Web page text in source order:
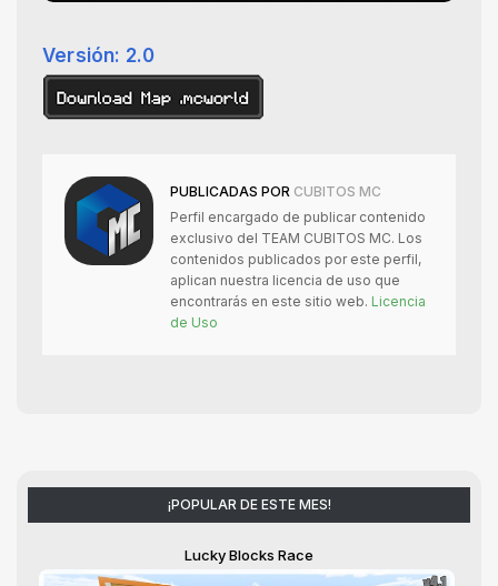
Versión: 2.0
PUBLICADAS POR CUBITOS MC
Perfil encargado de publicar contenido
exclusivo del TEAM CUBITOS MC. Los
contenidos publicados por este perfil,
aplican nuestra licencia de uso que
encontrarás en este sitio web. Licencia
de Uso
¡POPULAR DE ESTE MES!
Lucky Blocks Race